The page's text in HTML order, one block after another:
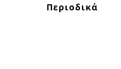
Περιοδικά